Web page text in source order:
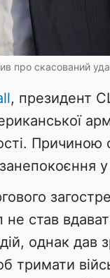
про скасований
, президент
Причиною
став
однак дав
тримати